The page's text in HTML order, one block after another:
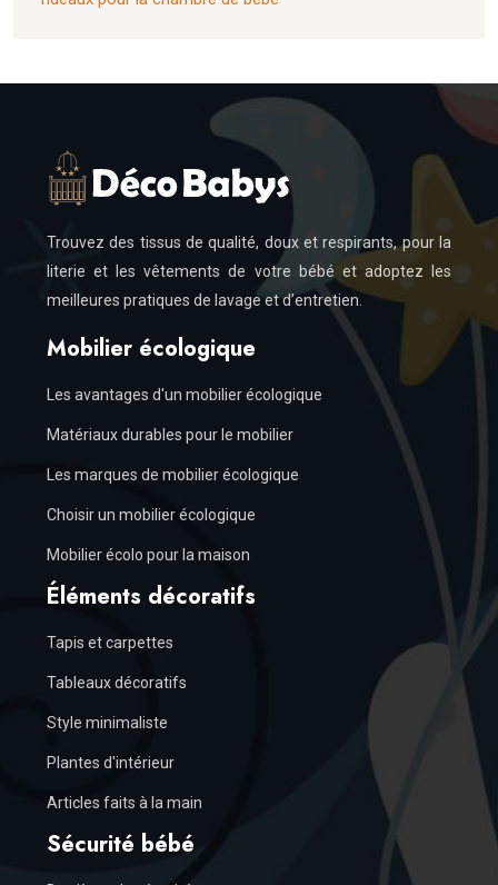
Trouvez des tissus de qualité, doux et respirants, pour la
literie et les vêtements de votre bébé et adoptez les
meilleures pratiques de lavage et d’entretien.
Mobilier écologique
Les avantages d'un mobilier écologique
Matériaux durables pour le mobilier
Les marques de mobilier écologique
Choisir un mobilier écologique
Mobilier écolo pour la maison
Éléments décoratifs
Tapis et carpettes
Tableaux décoratifs
Style minimaliste
Plantes d'intérieur
Articles faits à la main
Sécurité bébé